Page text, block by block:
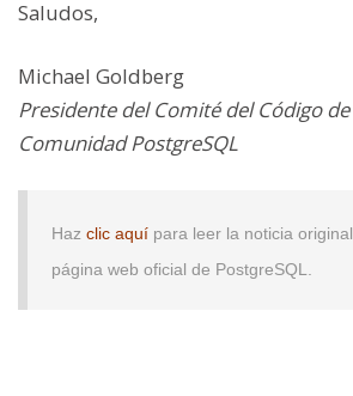
Saludos,
Michael Goldberg
Presidente del Comité del Código
Comunidad PostgreSQL
Haz clic aquí para leer la noticia
página web oficial de PostgreSQL.